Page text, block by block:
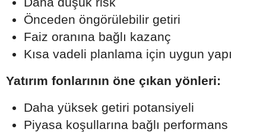
Önceden öngörülebilir getiri
Faiz oranına bağlı kazanç
Kısa vadeli planlama için uygun yapı
Yatırım fonlarının öne çıkan yönleri:
Daha yüksek getiri potansiyeli
Piyasa koşullarına bağlı performans